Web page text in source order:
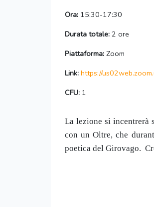
Ora: 15:30-17:30
Durata totale: 2 ore
Piattaforma: Zoom
Link: https://
CFU: 1
La lezione si incentrerà
con un Oltre, che
poetica del Girovago.